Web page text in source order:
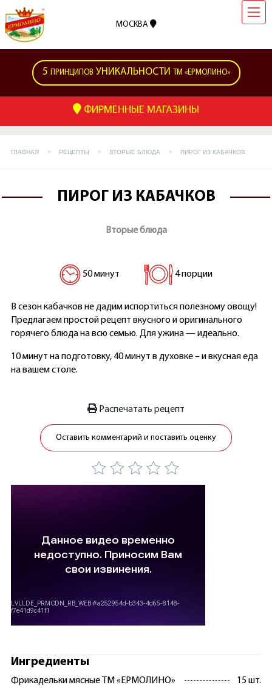
МОСКВА
5 ПРИНЦИПОВ УНИКАЛЬНОСТИ ТМ «ЕРМОЛИНО»
ФИРМЕННЫЕ МАГАЗИНЫ
ГЛАВНАЯ РЕЦЕПТЫ ВТОРЫЕ БЛЮДА ПИРОГ ИЗ КАБАЧКОВ
ПИРОГ ИЗ КАБАЧКОВ
Вторые блюда
50 минут 4 порции
В сезон кабачков не дадим испортиться полезному овощу!
Предлагаем простой рецепт вкусного и оригинального
горячего блюда на всю семью. Для ужина — идеально.
10 минут на подготовку, 40 минут в духовке – и вкусная еда
на вашем столе.
Распечатать рецепт
Оставить комментарий и поставить оценку
Ингредиенты
Фрикадельки мясные ТМ «ЕРМОЛИНО» 15 шт.